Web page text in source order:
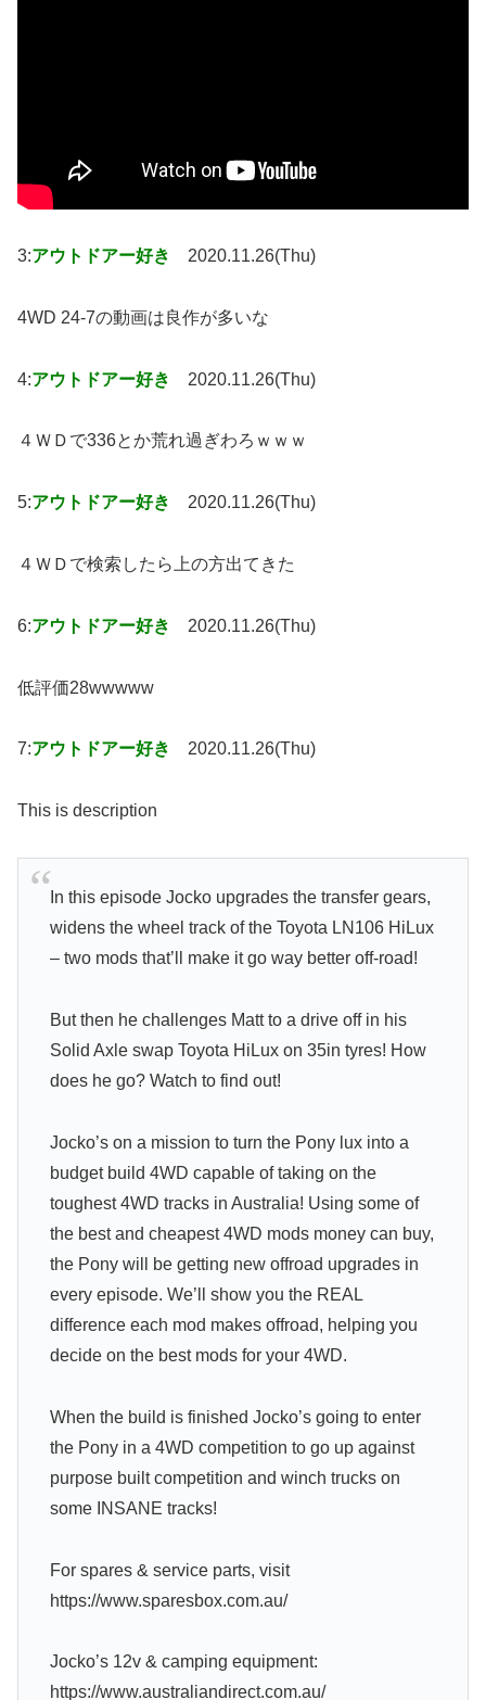
3:アウトドアー好き 2020.11.26(Thu)
4WD 24-7の動画は良作が多いな
4:アウトドアー好き 2020.11.26(Thu)
４ＷＤで336とか荒れ過ぎわろｗｗｗ
5:アウトドアー好き 2020.11.26(Thu)
４ＷＤで検索したら上の方出てきた
6:アウトドアー好き 2020.11.26(Thu)
低評価28wwwww
7:アウトドアー好き 2020.11.26(Thu)
This is description
In this episode Jocko upgrades the transfer gears,
widens the wheel track of the Toyota LN106 HiLux
– two mods that’ll make it go way better off-road!
But then he challenges Matt to a drive off in his
Solid Axle swap Toyota HiLux on 35in tyres! How
does he go? Watch to find out!
Jocko’s on a mission to turn the Pony lux into a
budget build 4WD capable of taking on the
toughest 4WD tracks in Australia! Using some of
the best and cheapest 4WD mods money can buy,
the Pony will be getting new offroad upgrades in
every episode. We’ll show you the REAL
difference each mod makes offroad, helping you
decide on the best mods for your 4WD.
When the build is finished Jocko’s going to enter
the Pony in a 4WD competition to go up against
purpose built competition and winch trucks on
some INSANE tracks!
For spares & service parts, visit
https://www.sparesbox.com.au/
Jocko’s 12v & camping equipment:
https://www.australiandirect.com.au/